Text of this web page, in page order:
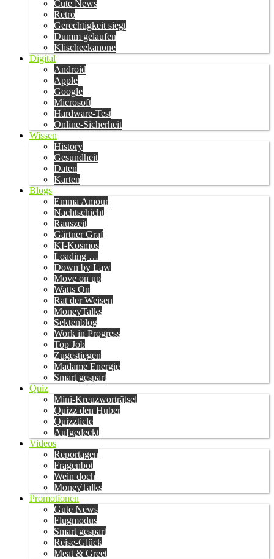
Cute News
Retro
Gerechtigkeit siegt
Dumm gelaufen
Klischeekanone
Digital
Android
Apple
Google
Microsoft
Hardware-Test
Online-Sicherheit
Wissen
History
Gesundheit
Daten
Karten
Blogs
Emma Amour
Nachtschicht
Rauszeit
Gärtner Graf
KI-Kosmos
Loading …
Down by Law
Move on up
Watts On
Rat der Weisen
MoneyTalks
Sektenblog
Work in Progress
Top Job
Zugestiegen
Madame Energie
Smart gespart
Quiz
Mini-Kreuzworträtsel
Quizz den Huber
Quizzticle
Aufgedeckt
Videos
Reportagen
Fragenbot
Wein doch
MoneyTalks
Promotionen
Gute News
Flugmodus
Smart gespart
Reise-Glück
Meat & Greet